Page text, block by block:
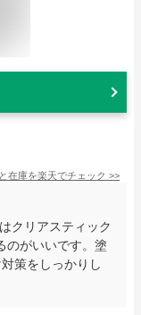
在庫を楽天でチェック >>
クリアスティック
のがいいです。塗
策をしっかりし